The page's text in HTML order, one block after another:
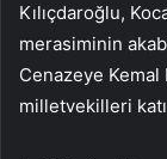
Kılıçdaroğlu,
merasiminin
Cenazeye
milletvekilleri